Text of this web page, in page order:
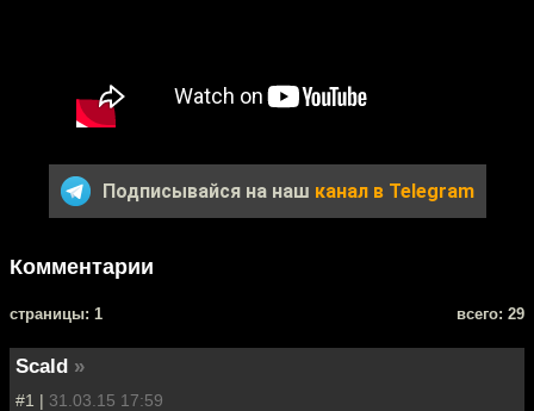
Подписывайся на наш канал в Telegram
Комментарии
cтраницы: 1 всего: 29
Scald »
#1 | 31.03.15 17:59